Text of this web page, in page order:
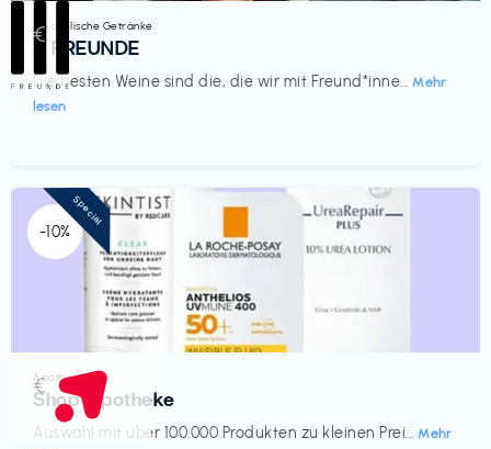
Alkoholische Getränke
III FREUNDE
Die besten Weine sind die, die wir mit Freund*inne... Mehr
lesen
€‎
-10%
Apotheke
Shop Apotheke
Auswahl mit über 100.000 Produkten zu kleinen Prei... Mehr
€‎
Special